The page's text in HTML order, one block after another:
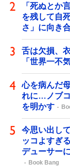
「死ぬとか
を残して自
さ」に向き
舌は欠損、
「世界一不
心を病んだ
れに…ノブ
を明かす
今思い出し
ッコよすぎ
デューサー
Book Bang